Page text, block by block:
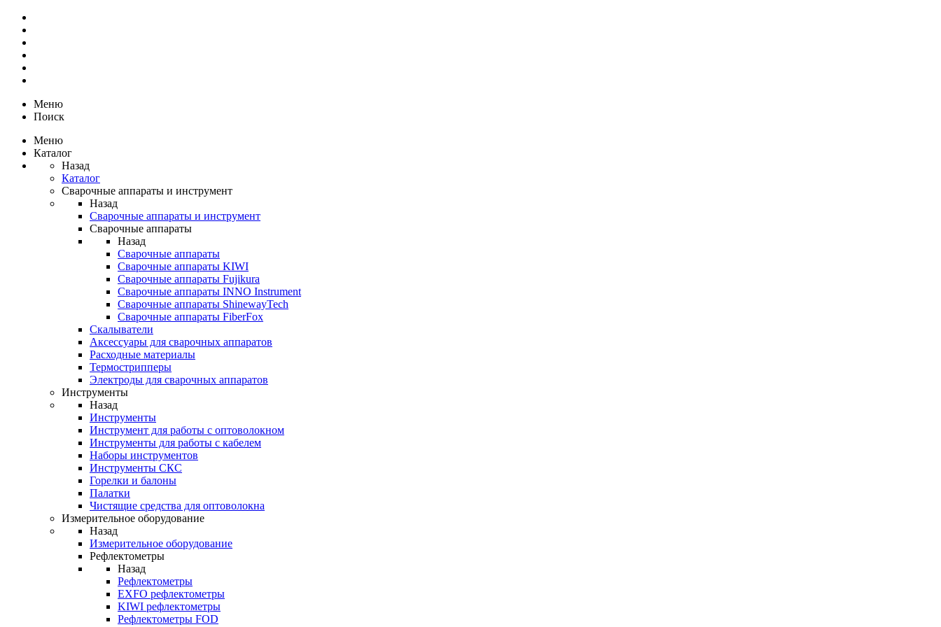
Меню
Поиск
Меню
Каталог
Назад
Каталог
Сварочные аппараты и инструмент
Назад
Сварочные аппараты и инструмент
Сварочные аппараты
Назад
Сварочные аппараты
Сварочные аппараты KIWI
Сварочные аппараты Fujikura
Сварочные аппараты INNO Instrument
Сварочные аппараты ShinewayTech
Cварочные аппараты FiberFox
Скалыватели
Аксессуары для сварочных аппаратов
Расходные материалы
Термострипперы
Электроды для сварочных аппаратов
Инструменты
Назад
Инструменты
Инструмент для работы с оптоволокном
Инструменты для работы с кабелем
Наборы инструментов
Инструменты СКС
Горелки и балоны
Палатки
Чистящие средства для оптоволокна
Измерительное оборудование
Назад
Измерительное оборудование
Рефлектометры
Назад
Рефлектометры
EXFO рефлектометры
KIWI рефлектометры
Рефлектометры FOD